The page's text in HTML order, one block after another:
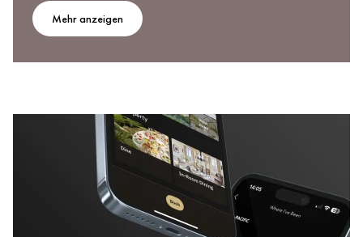
Mehr anzeigen